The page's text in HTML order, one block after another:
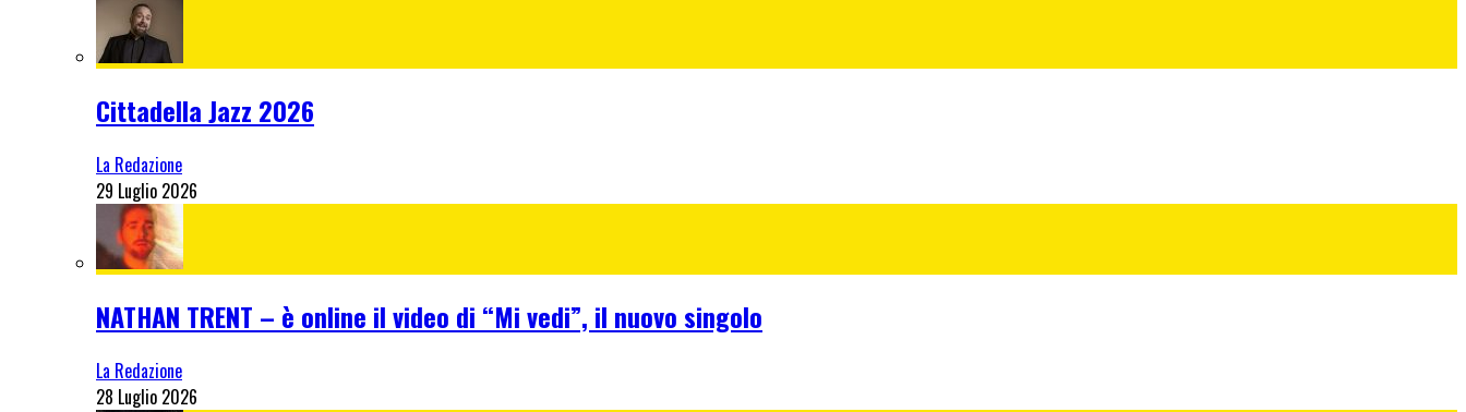
Cittadella Jazz 2026
La Redazione
29 Luglio 2026
NATHAN TRENT – è online il video di “Mi vedi”, il nuovo singolo
La Redazione
28 Luglio 2026